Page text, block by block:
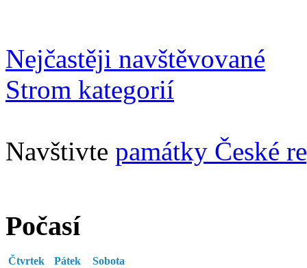
Nejčastěji navštěvované
Strom kategorií
Navštivte památky České
Počasí
Čtvrtek Pátek Sobota